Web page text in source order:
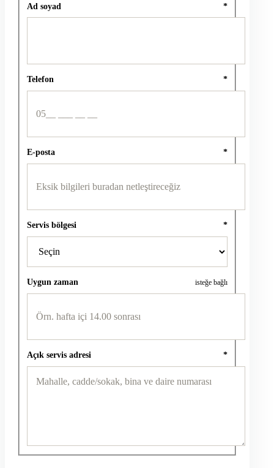
Ad soyad *
Telefon *
E-posta *
Servis bölgesi *
Uygun zaman isteğe bağlı
Açık servis adresi *